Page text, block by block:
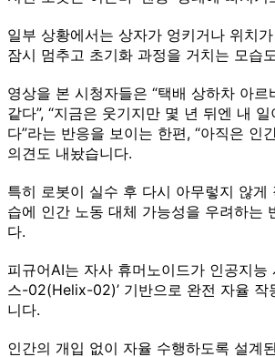
일부 상황에서는 상자가 엉키거나 위치
잠시 멈추고 초기화 과정을 거치는 모습
영상을 본 시청자들은 “택배 상하차 아르
같다”, “지금은 웃기지만 몇 년 뒤엔 내
다”라는 반응을 보이는 한편, “아직은 인
의견도 내놨습니다.
특히 로봇이 실수 후 다시 아무렇지 않게
습에 인간 노동 대체 가능성을 우려하는
다.
피규어AI는 자사 휴머노이드가 인공지능
스-02(Helix-02)’ 기반으로 완전 자율 작
니다.
인간의 개입 없이 자율 수행하도록 설계